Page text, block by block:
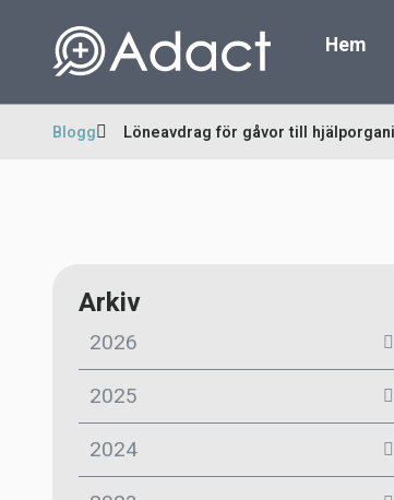
Hem
Blogg Löneavdrag för gåvor till
Arkiv
2026
2025
2024